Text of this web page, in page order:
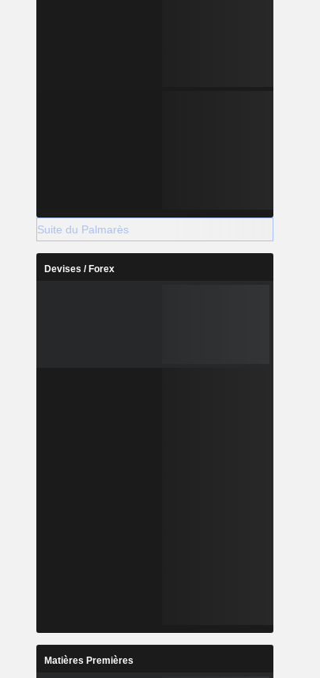
Suite du Palmarès
Devises / Forex
Matières Premières